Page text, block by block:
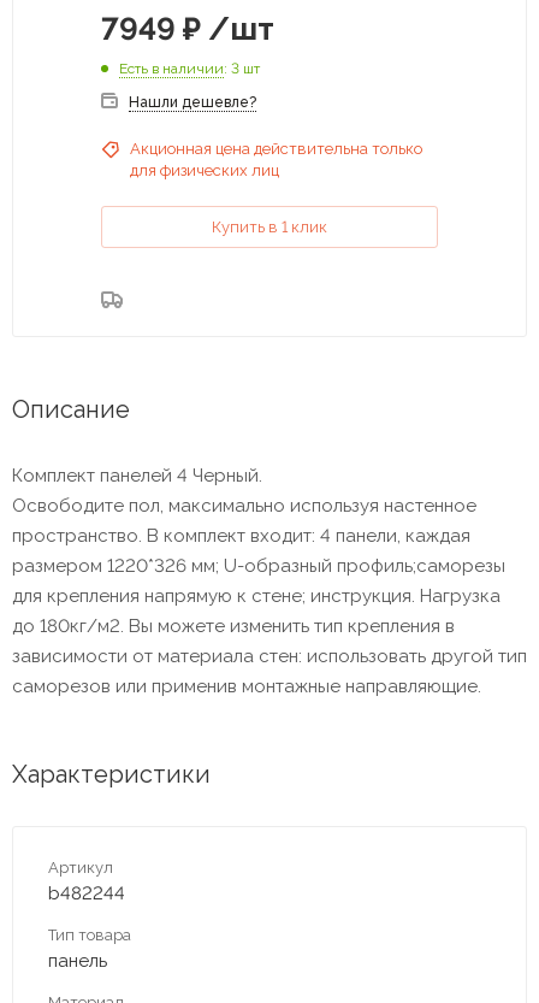
7949 ₽ /шт
Есть в наличии: 3 шт
Нашли дешевле?
Акционная цена действительна только
для физических лиц
Купить в 1 клик
Описание
Комплект панелей 4 Черный.
Освободите пол, максимально используя настенное
пространство. В комплект входит: 4 панели, каждая
размером 1220*326 мм; U-образный профиль;саморезы
для крепления напрямую к стене; инструкция. Нагрузка
до 180кг/м2. Вы можете изменить тип крепления в
зависимости от материала стен: использовать другой тип
саморезов или применив монтажные направляющие.
Характеристики
Артикул
b482244
Тип товара
панель